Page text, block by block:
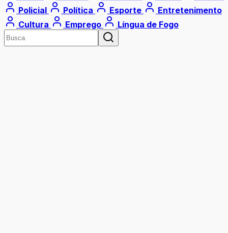
Policial
Política Esporte
Entretenimento
Cultura
Emprego Língua de Fogo